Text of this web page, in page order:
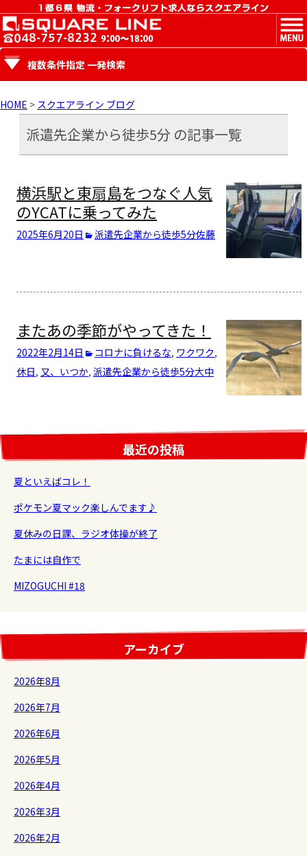
MENU
複数条件指定 一発検索
HOME > スクエアライン ブログ
派遣先企業から徒歩5分 の記事一覧
横浜駅と東扇島をつなぐ人気
のYCATに乗ってみた
2025年6月20日 派遣先企業から徒歩5分佐藤
またあの季節がやってきた！
2022年2月14日 コロナに負けるな, ワクワク,
休日, 又、いつか, 派遣先企業から徒歩5分大中
最近の投稿
夏といえばコレ！
ポケモン夏マック楽しんでます♪
夏休みの日課、ラジオ体操が終了
たまには自作で
MIZOGUCHI #18
アーカイブ
2026年8月
2026年7月
2026年6月
2026年5月
2026年4月
2026年3月
2026年2月